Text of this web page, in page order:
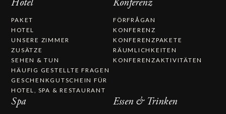
Hotel
PAKET
HOTEL
UNSERE ZIMMER
ZUSÄTZE
SEHEN & TUN
HÄUFIG GESTELLTE FRAGEN
GESCHENKGUTSCHEIN FÜR
HOTEL, SPA & RESTAURANT
Konferenz
FÖRFRÅGAN
KONFERENZ
KONFERENZPAKETE
RÄUMLICHKEITEN
KONFERENZAKTIVITÄTEN
Spa Essen & Trinken